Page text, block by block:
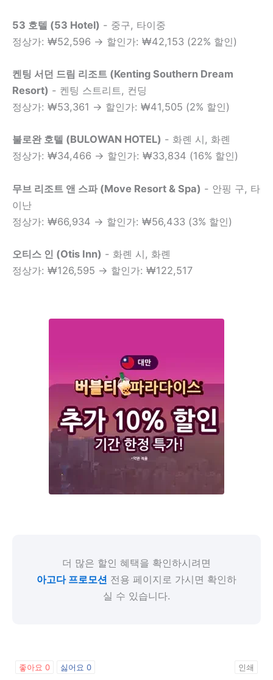
53 호텔 (53 Hotel) - 중구, 타이중
정상가: ₩52,596 → 할인가: ₩42,153 (22% 할인)
켄팅 서던 드림 리조트 (Kenting Southern Dream
Resort) - 켄팅 스트리트, 컨딩
정상가: ₩53,361 → 할인가: ₩41,505 (2% 할인)
불로완 호텔 (BULOWAN HOTEL) - 화롄 시, 화롄
정상가: ₩34,466 → 할인가: ₩33,834 (16% 할인)
무브 리조트 앤 스파 (Move Resort & Spa) - 안핑 구, 타
이난
정상가: ₩66,934 → 할인가: ₩56,433 (3% 할인)
오티스 인 (Otis Inn) - 화롄 시, 화롄
정상가: ₩126,595 → 할인가: ₩122,517
더 많은 할인 혜택을 확인하시려면
아고다 프로모션 전용 페이지로 가시면 확인하
실 수 있습니다.
좋아요 0 싫어요 0 인쇄